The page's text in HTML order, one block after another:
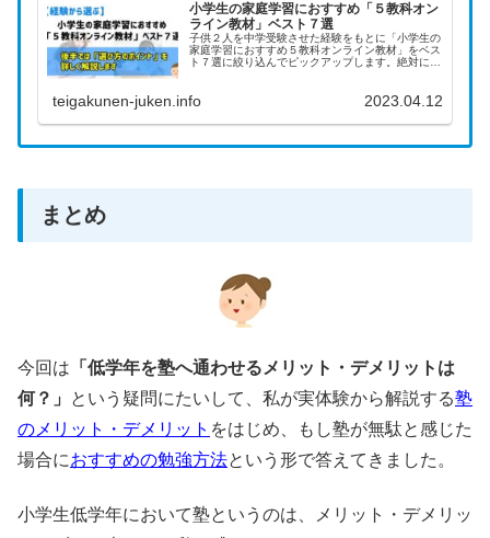
小学生の家庭学習におすすめ「５教科オン
ライン教材」ベスト７選
子供２人を中学受験させた経験をもとに「小学生の
家庭学習におすすめ５教科オンライン教材」をベス
ト７選に絞り込んでピックアップします。絶対にオ
teigakunen-juken.info 2023.04.12
まとめ
今回は 「低学年を塾へ通わせるメリット・デメリットは
何？」
という疑問にたいして、私が実体験から解説する塾
のメリット・デメリット をはじめ、もし塾が無駄と感じた
場合におすすめの勉強方法という形で答えてきました。
小学生低学年において塾というのは、メリット・デメリッ